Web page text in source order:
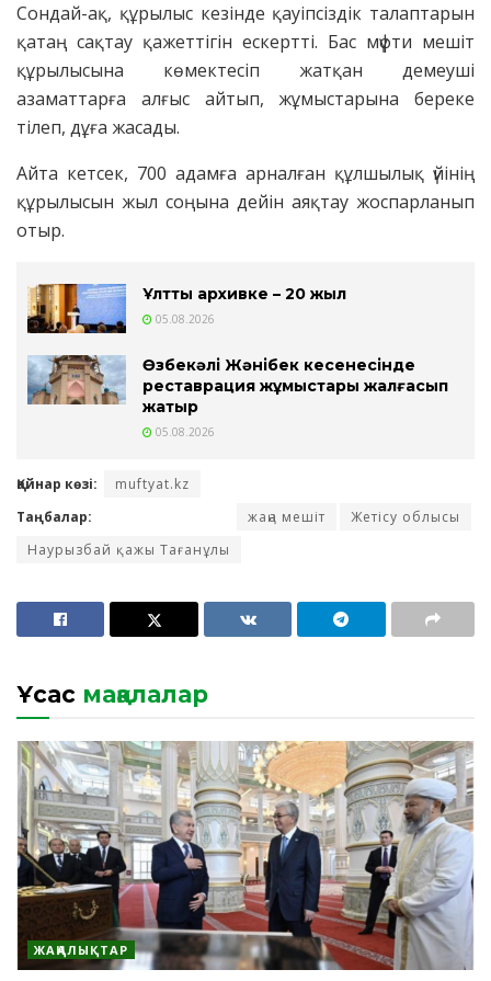
Сондай-ақ, құрылыс кезінде қауіпсіздік талаптарын
қатаң сақтау қажеттігін ескертті. Бас мүфти мешіт
құрылысына көмектесіп жатқан демеуші
азаматтарға алғыс айтып, жұмыстарына береке
тілеп, дұға жасады.
Айта кетсек, 700 адамға арналған құлшылық үйінің
құрылысын жыл соңына дейін аяқтау жоспарланып
отыр.
Ұлттық архивке – 20 жыл
05.08.2026
Өзбекәлі Жәнібек кесенесінде
реставрация жұмыстары жалғасып
жатыр
05.08.2026
Қайнар көзі:
muftyat.kz
Таңбалар:
жаңа мешіт
Жетісу облысы
Наурызбай қажы Тағанұлы
Ұқсас мақалалар
ЖАҢАЛЫҚТАР